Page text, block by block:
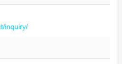
inquiry/